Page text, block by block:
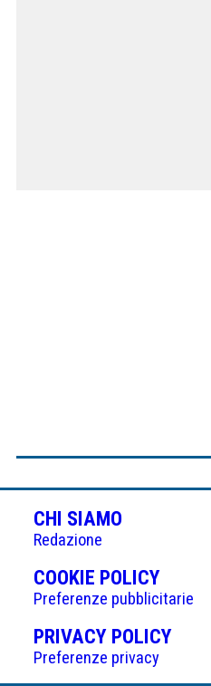
CHI SIAMO
Redazione
COOKIE POLICY(APRE
IN
UNA
NUOVA
Preferenze pubblicitarie
PRIVACY POLICY(APRE
Preferenze privacy